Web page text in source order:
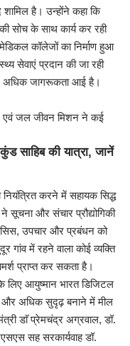
है। उन्होंने कहा कि
सोच के साथ कार्य कर रही
कॉलेजों का निर्माण हुआ
सेवाएं प्रदान की जा रही
जागरूकता आई है।
एवं जल जीवन मिशन ने कई
साहिब की यात्रा, जानें
करने में सहायक सिद्ध
सूचना और संचार प्रौद्योगिकी
उपचार और प्रबंधन को
में रहने वाला कोई व्यक्ति
प्राप्त कर सकता है।
लिए आयुष्मान भारत डिजिटल
और अधिक सुदृढ़ बनाने में मील
डाॅ प्रेमचंद्र अग्रवाल, डॉ.
सह सरकार्यवाह डॉ.